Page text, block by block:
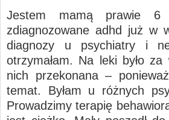
Jestem mamą prawie 6
zdiagnozowane adhd już w
diagnozy u psychiatry i
otrzymałam. Na leki było
nich przekonana –
temat. Byłam u różnych
Prowadzimy terapię